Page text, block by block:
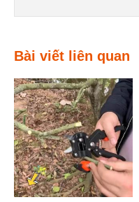
Bài viết liên quan